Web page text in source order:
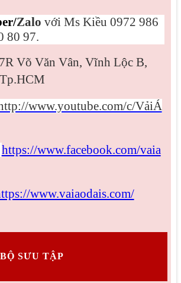
Zalo với Ms Kiều 0972 986
80 97.
Võ Văn Vân, Vĩnh Lộc B,
www.youtube.com/c/VảiÁ
https://www.facebook.com/vaia
www.vaiaodais.com/
SƯU TẬP